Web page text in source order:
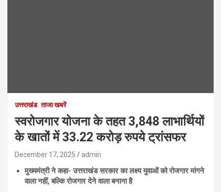
उत्तराखंड ताजा खबरें
स्वरोजगार योजना के तहत 3,848 लाभार्थियों
के खातों में 33.22 करोड़ रुपये ट्रांसफर
December 17, 2025 admin
मुख्यमंत्री ने कहा- उत्तराखंड सरकार का लक्ष्य युवाओं को रोजगार मांगने
वाला नहीं, बल्कि रोजगार देने वाला बनाना है